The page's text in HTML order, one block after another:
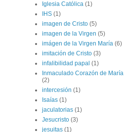
Iglesia Católica (1)
IHS (1)
imagen de Cristo (5)
imagen de la Virgen (5)
imágen de la Virgen María (6)
imitación de Cristo (3)
infalibilidad papal (1)
Inmaculado Corazón de María
(2)
intercesión (1)
Isaías (1)
jaculatorias (1)
Jesucristo (3)
jesuitas (1)